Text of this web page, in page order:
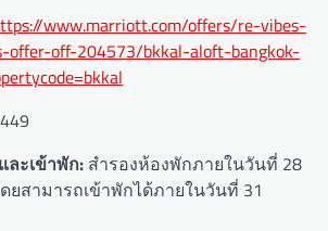
www.marriott.com/offers/re-vibes-
offer-off-204573/bkkal-aloft-bangkok-
ละเข้าพัก: สำรองห้องพักภายในวันที่ 28
ยสามารถเข้าพักได้ภายในวันที่ 31